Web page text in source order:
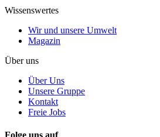
Wissenswertes
Wir und unsere Umwelt
Magazin
Über uns
Über Uns
Unsere Gruppe
Kontakt
Freie Jobs